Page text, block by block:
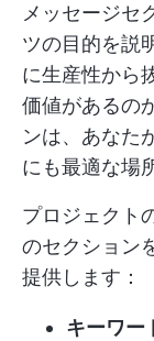
メッセージセ
ツの目的を説
に生産性から
価値があるの
ンは、あなた
にも最適な場
プロジェクト
のセクション
提供します：
キーワー